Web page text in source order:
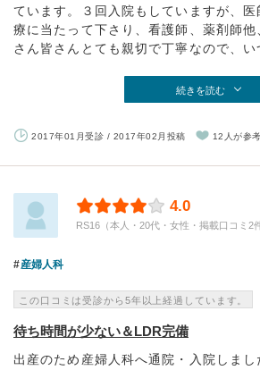
ています。３回入院もしていますが、
療に当たって下さり、看護師、薬剤師
さん皆さんとても親切で丁寧なので、い
続きを読む
2017年01月受診 / 2017年02月投稿 12人が参
4.0
RS16（本人・20代・女性・掲載口コミ2
産婦人科
この口コミは受診から5年以上経過しています。
待ち時間が少ない＆LDR完備
出産のため産婦人科へ通院・入院しま